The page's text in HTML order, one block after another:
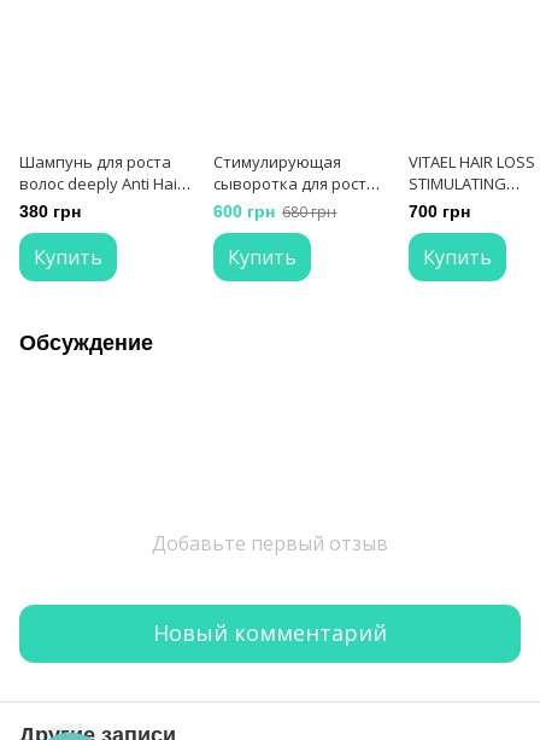
Шампунь для роста
волос deeply Anti Hair
Loss Shampoo
380 грн
Купить
Стимулирующая
сыворотка для роста
волос deeply Hair
Growth Seru
600 грн 680 грн
Купить
VITAEL HAIR LOSS
STIMULATING
SHAMPOO
против
волос 300 мл
700 грн
Купить
Обсуждение
Добавьте первый отзыв
Новый комментарий
Другие записи